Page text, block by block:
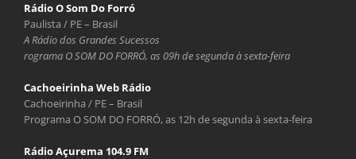
Rádio O Som Do Forró
Paulista / PE – Brasil
A Rádio dos Grandes Sucessos
rograma O SOM DO FORRÓ, as 09h de segunda à sexta-feira
Cachoeirinha Web Rádio
Cachoeirinha / PE – Brasil
Programa O SOM DO FORRÓ, as 12h de segunda à sexta-feira
Rádio Açurema 104.9 FM